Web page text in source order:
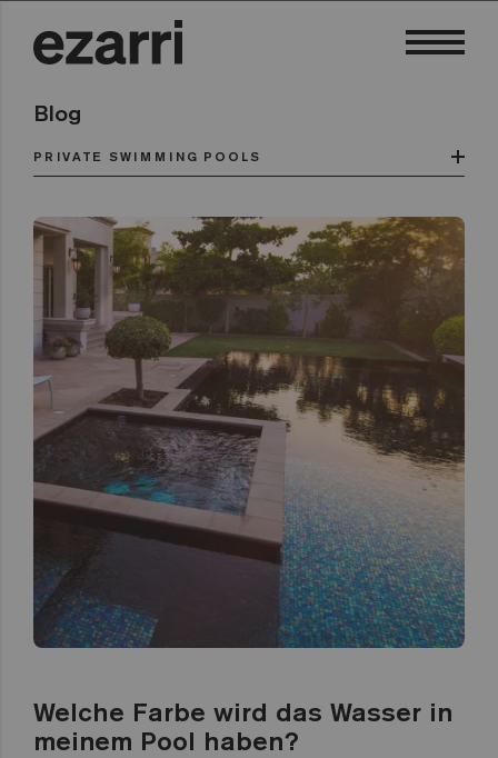
Blog
PRIVATE SWIMMING POOLS
Welche Farbe wird das Wasser in
meinem Pool haben?